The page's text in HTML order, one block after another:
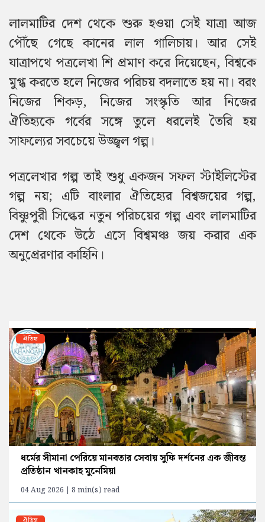
লালমাটির দেশ থেকে শুরু হওয়া সেই যাত্রা আজ
পৌঁছে গেছে কানের লাল গালিচায়। আর সেই
যাত্রাপথে পত্রলেখা শি প্রমাণ করে দিয়েছেন, বিশ্বকে
মুগ্ধ করতে হলে নিজের পরিচয় বদলাতে হয় না। বরং
নিজের শিকড়, নিজের সংস্কৃতি আর নিজের
ঐতিহ্যকে গর্বের সঙ্গে তুলে ধরলেই তৈরি হয়
সাফল্যের সবচেয়ে উজ্জ্বল গল্প।
পত্রলেখার গল্প তাই শুধু একজন সফল স্টাইলিস্টের
গল্প নয়; এটি বাংলার ঐতিহ্যের বিশ্বজয়ের গল্প,
বিষ্ণুপুরী সিল্কের নতুন পরিচয়ের গল্প এবং লালমাটির
দেশ থেকে উঠে এসে বিশ্বমঞ্চ জয় করার এক
অনুপ্রেরণার কাহিনি।
ঐতিহ্য
ধর্মের সীমানা পেরিয়ে মানবতার সেবায় সুফি দর্শনের এক জীবন্ত
প্রতিষ্ঠান খানকাহ মুনেমিয়া
04 Aug 2026 | 8 min(s) read